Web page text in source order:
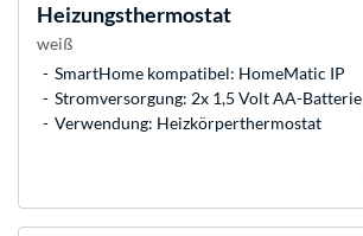
Heizungsthermostat
weiß
SmartHome kompatibel: HomeMatic IP
Stromversorgung: 2x 1,5 Volt AA-Batterie
Verwendung: Heizkörperthermostat